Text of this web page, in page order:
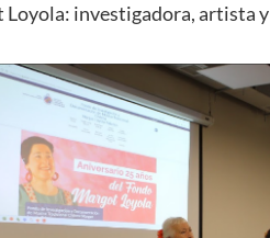
investigadora, artista y